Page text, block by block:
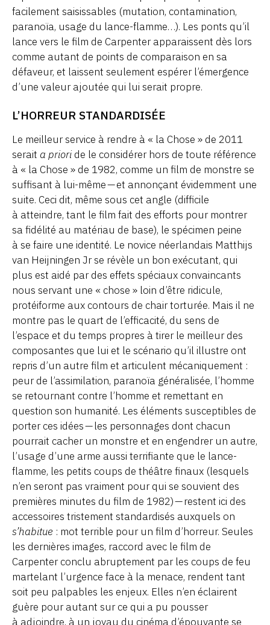
facilement saisissables (mutation, contamination,
paranoïa, usage du lance-flamme…). Les ponts qu’il
lance vers le film de Carpenter apparaissent dès lors
comme autant de points de comparaison en sa
défaveur, et laissent seulement espérer l’émergence
d’une valeur ajoutée qui lui serait propre.
L’HORREUR STANDARDISÉE
Le meilleur service à rendre à « la Chose » de 2011
serait a prioride le considérer hors de toute référence
à « la Chose » de 1982, comme un film de monstre se
suffisant à lui-même — et annonçant évidemment une
suite. Ceci dit, même sous cet angle (difficile
à atteindre, tant le film fait des efforts pour montrer
sa fidélité au matériau de base), le spécimen peine
à se faire une identité. Le novice néerlandais Matthijs
van Heijningen Jr se révèle un bon exécutant, qui
plus est aidé par des effets spéciaux convaincants
nous servant une « chose » loin d’être ridicule,
protéiforme aux contours de chair torturée. Mais il ne
montre pas le quart de l’efficacité, du sens de
l’espace et du temps propres à tirer le meilleur des
composantes que lui et le scénario qu’il illustre ont
repris d’un autre film et articulent mécaniquement :
peur de l’assimilation, paranoïa généralisée, l’homme
se retournant contre l’homme et remettant en
question son humanité. Les éléments susceptibles de
porter ces idées — les personnages dont chacun
pourrait cacher un monstre et en engendrer un autre,
l’usage d’une arme aussi terrifiante que le lance-
flamme, les petits coups de théâtre finaux (lesquels
n’en seront pas vraiment pour qui se souvient des
premières minutes du film de 1982) — restent ici des
accessoires tristement standardisés auxquels on
s’habitue : mot terrible pour un film d’horreur. Seules
les dernières images, raccord avec le film de
Carpenter conclu abruptement par les coups de feu
martelant l’urgence face à la menace, rendent tant
soit peu palpables les enjeux. Elles n’en éclairent
guère pour autant sur ce qui a pu pousser
à adjoindre, à un joyau du cinéma d’épouvante se